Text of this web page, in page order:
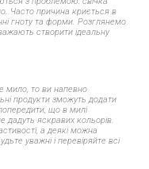
Часто причина криється в
гноту та форми. Розглянемо
створити ідеальну
мило, то ви напевно
продукти зможуть додати
що в милі
дадуть яскравих кольорів.
а деякі можна
уважні і перевіряйте всі